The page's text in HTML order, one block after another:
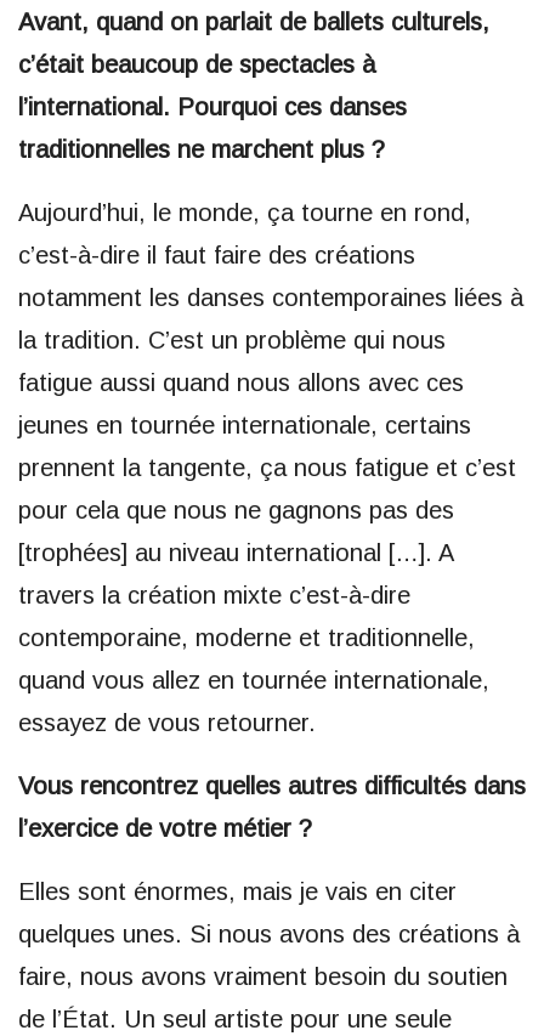
Avant, quand on parlait de ballets culturels,
c’était beaucoup de spectacles à
l’international. Pourquoi ces danses
traditionnelles ne marchent plus ?
Aujourd’hui, le monde, ça tourne en rond,
c’est-à-dire il faut faire des créations
notamment les danses contemporaines liées à
la tradition. C’est un problème qui nous
fatigue aussi quand nous allons avec ces
jeunes en tournée internationale, certains
prennent la tangente, ça nous fatigue et c’est
pour cela que nous ne gagnons pas des
[trophées] au niveau international […]. A
travers la création mixte c’est-à-dire
contemporaine, moderne et traditionnelle,
quand vous allez en tournée internationale,
essayez de vous retourner.
Vous rencontrez quelles autres difficultés dans
l’exercice de votre métier ?
Elles sont énormes, mais je vais en citer
quelques unes. Si nous avons des créations à
faire, nous avons vraiment besoin du soutien
de l’État. Un seul artiste pour une seule